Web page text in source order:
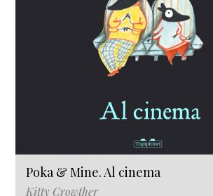
Poka & Mine. Al cinema
Kitty Crowther